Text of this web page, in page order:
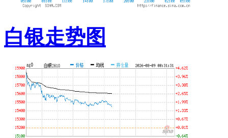
白银走势图